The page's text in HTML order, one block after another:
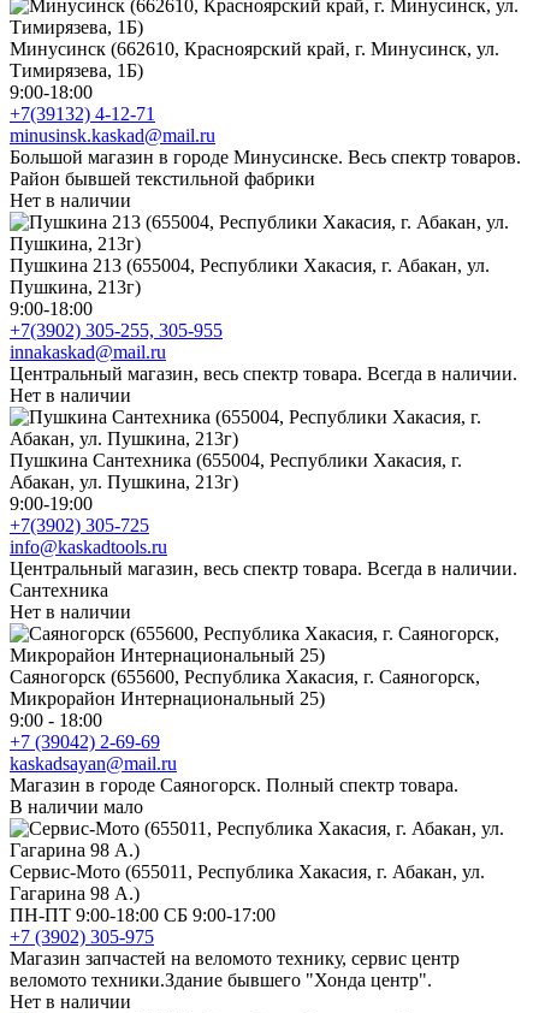
Минусинск (662610, Красноярский край, г. Минусинск, ул.
Тимирязева, 1Б)
9:00-18:00
+7(39132) 4-12-71
minusinsk.kaskad@mail.ru
Большой магазин в городе Минусинске. Весь спектр товаров.
Район бывшей текстильной фабрики
Нет в наличии
Пушкина 213 (655004, Республики Хакасия, г. Абакан, ул.
Пушкина, 213г)
9:00-18:00
+7(3902) 305-255, 305-955
innakaskad@mail.ru
Центральный магазин, весь спектр товара. Всегда в наличии.
Нет в наличии
Пушкина Сантехника (655004, Республики Хакасия, г.
Абакан, ул. Пушкина, 213г)
9:00-19:00
+7(3902) 305-725
info@kaskadtools.ru
Центральный магазин, весь спектр товара. Всегда в наличии.
Сантехника
Нет в наличии
Саяногорск (655600, Республика Хакасия, г. Саяногорск,
Микрорайон Интернациональный 25)
9:00 - 18:00
+7 (39042) 2-69-69
kaskadsayan@mail.ru
Магазин в городе Саяногорск. Полный спектр товара.
В наличии мало
Сервис-Мото (655011, Республика Хакасия, г. Абакан, ул.
Гагарина 98 А.)
ПН-ПТ 9:00-18:00 СБ 9:00-17:00
+7 (3902) 305-975
Магазин запчастей на веломото технику, сервис центр
веломото техники.Здание бывшего "Хонда центр".
Нет в наличии